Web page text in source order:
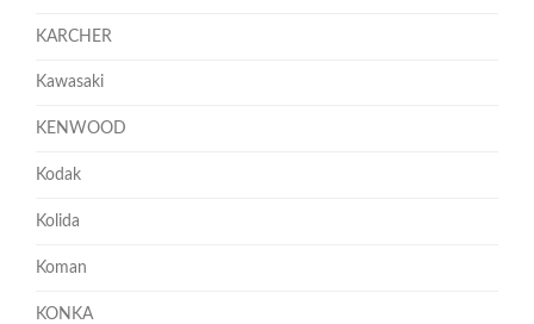
KARCHER
Kawasaki
KENWOOD
Kodak
Kolida
Koman
KONKA